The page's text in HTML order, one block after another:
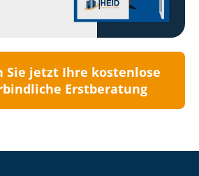
Sie jetzt Ihre kostenlose
Erstberatung